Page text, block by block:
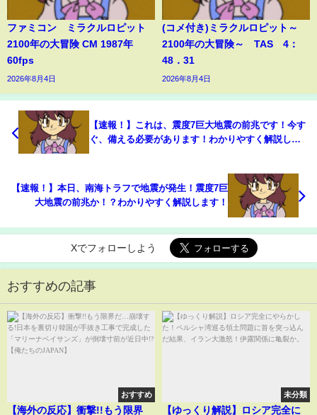
ファミコン ミラクルロピット
2100年の大冒険 CM 1987年
60fps
2026年8月4日
(コメ付き)ミラクルロピット～
2100年の大冒険～ TAS 4：
48．31
2026年8月4日
【速報！】これは、震度7巨大地震の前兆です！今す
ぐ、備える必要があります！わかりやすく解説しま
【速報！】本日、南海トラフで地震が発生！震度7巨
大地震の前兆か！？わかりやすく解説します！
Xでフォローしよう
おすすめの記事
おすすめ
【海外の反応】衝撃!!もう限界
未分類
【ゆっくり解説】ロシア完全に